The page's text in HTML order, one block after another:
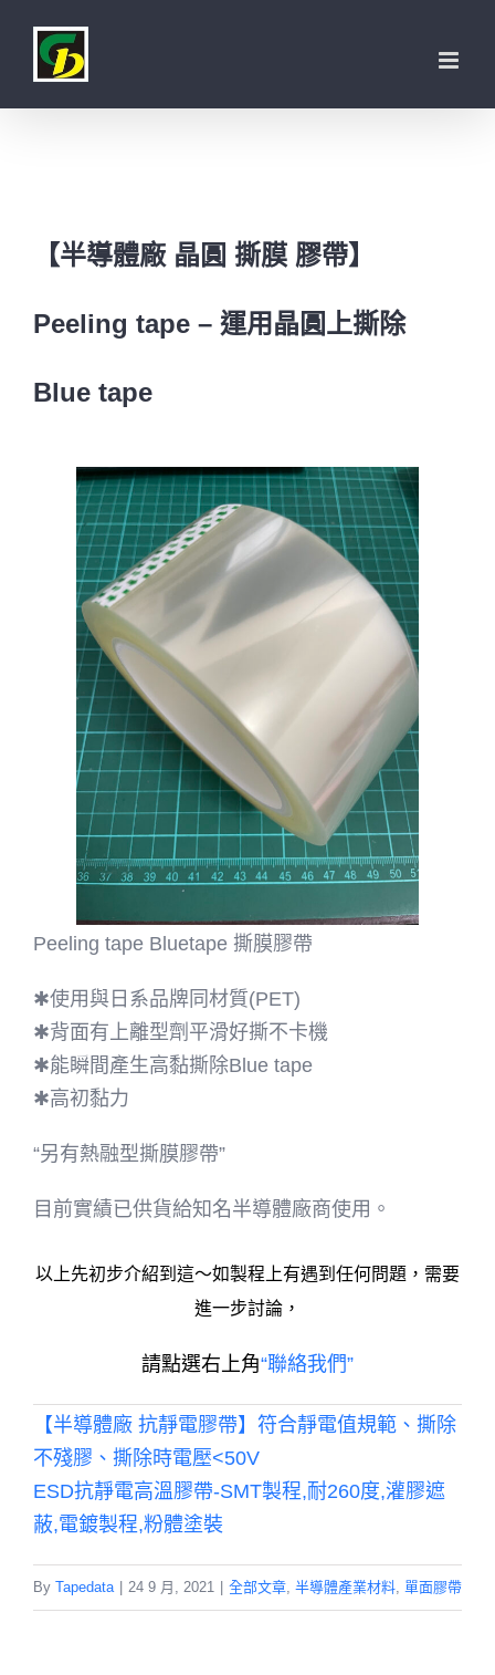
content
【半導體廠 晶圓 撕膜 膠帶】
Peeling tape – 運用晶圓上撕除
Blue tape
Peeling tape Bluetape 撕膜膠帶
✱使用與日系品牌同材質(PET)
✱背面有上離型劑平滑好撕不卡機
✱能瞬間產生高黏撕除Blue tape
✱高初黏力
“另有熱融型撕膜膠帶”
目前實績已供貨給知名半導體廠商使用。
以上先初步介紹到這～如製程上有遇到任何問題，需要
進一步討論，
請點選右上角“聯絡我們”
【半導體廠 抗靜電膠帶】符合靜電值規範、撕除
不殘膠、撕除時電壓<50V
ESD抗靜電高溫膠帶-SMT製程,耐260度,灌膠遮
蔽,電鍍製程,粉體塗裝
By Tapedata 24 9 月, 2021 全部文章 半導體產業材料 單面膠帶